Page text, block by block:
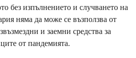
без изпълнението и случването на
няма да може се възползва от
и заемни средства за
от пандемията.